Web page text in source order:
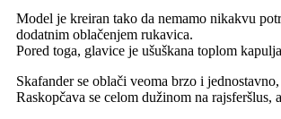
Model je kreiran tako da nemamo nikakvu
dodatnim oblačenjem rukavica.
Pored toga, glavice je ušuškana toplom
Skafander se oblači veoma brzo i
Raskopčava se celom dužinom na